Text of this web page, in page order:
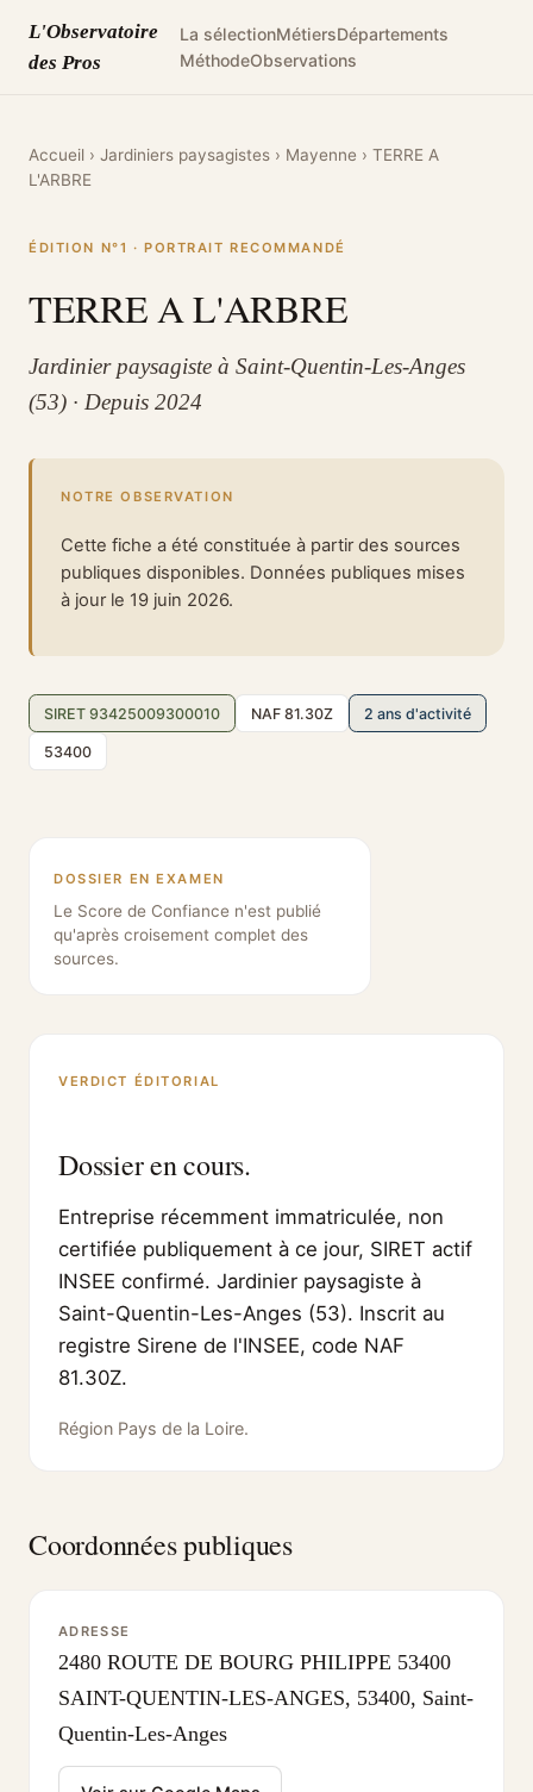
L'Observatoire
des Pros
La sélectionMétiersDépartements
MéthodeObservations
Accueil › Jardiniers paysagistes › Mayenne › TERRE A
L'ARBRE
ÉDITION N°1 · PORTRAIT RECOMMANDÉ
TERRE A L'ARBRE
Jardinier paysagiste à Saint-Quentin-Les-Anges
(53) · Depuis 2024
NOTRE OBSERVATION
Cette fiche a été constituée à partir des sources
publiques disponibles. Données publiques mises
à jour le 19 juin 2026.
SIRET 93425009300010 NAF 81.30Z 2 ans d'activité
53400
DOSSIER EN EXAMEN
Le Score de Confiance n'est publié
qu'après croisement complet des
sources.
VERDICT ÉDITORIAL
Dossier en cours.
Entreprise récemment immatriculée, non
certifiée publiquement à ce jour, SIRET actif
INSEE confirmé. Jardinier paysagiste à
Saint-Quentin-Les-Anges (53). Inscrit au
registre Sirene de l'INSEE, code NAF
81.30Z.
Région Pays de la Loire.
Coordonnées publiques
ADRESSE
2480 ROUTE DE BOURG PHILIPPE 53400
SAINT-QUENTIN-LES-ANGES, 53400, Saint-
Quentin-Les-Anges